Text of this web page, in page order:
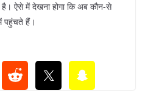
है। ऐसे में देखना होगा कि अब कौन-से
पहुंचते हैं।